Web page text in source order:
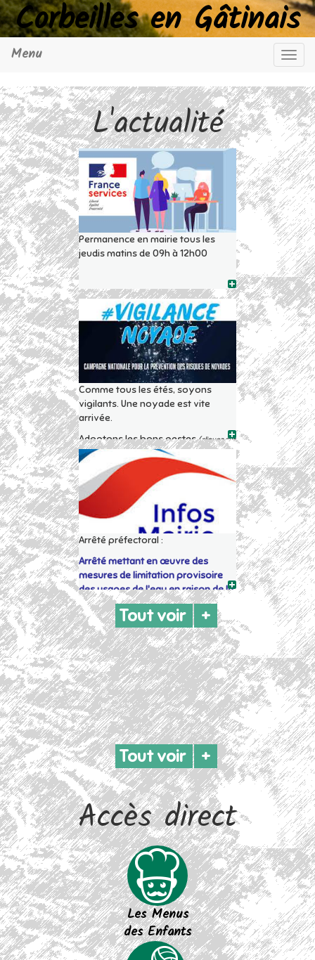
Corbeilles en Gâtinais
Menu
L'actualité
Permanence en mairie tous les
jeudis matins de 09h à 12h00
Comme tous les étés, soyons
vigilants. Une noyade est vite
arrivée.
Adoptons les bons gestes(cliquez sur
les images pour les agrandir)
Arrêté préfectoral :
Arrêté mettant en œuvre des
mesures de limitation provisoire
des usages de l'eau en raison de la
sécheresse sur le département du
Loiret du 7 juin 2023
Arrêté municipal :
Arrêté réglementant les bruits sur
la commune
Tout voir +
Tout voir +
Accès direct
Les Menus
des Enfants